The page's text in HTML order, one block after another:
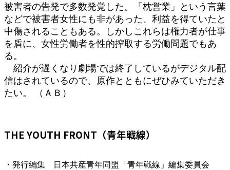
被害者の告発で多数発覚した。「枕営業」という言葉
などで被害者女性にも非があった、利益を得ていたと
中傷されることもある。しかしこれらは権力者が仕事
を盾に、女性労働者を性的搾取する労働問題でもあ
る。
紹介が遅くなり劇場では終了しているがデジタル配
信はされているので、原作とともにぜひみていただき
たい。 （ＡＢ）
THE YOUTH FRONT（青年戦線）
・発行編集 日本共産青年同盟「青年戦線」編集委員会